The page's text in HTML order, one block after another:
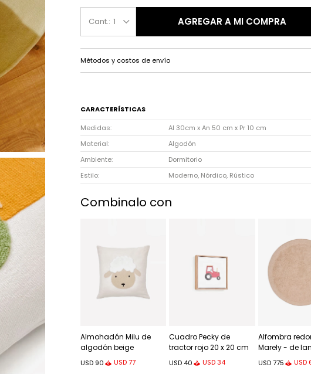
1 AGREGAR A MI COMPRA
Métodos y costos de envío
CARACTERÍSTICAS
Medidas
Al 30cm x An 50 cm x Pr 10 cm
Material
Algodón
Ambiente
Dormitorio
Estilo
Moderno, Nórdico, Rústico
Combinalo con
Almohadón Milu de
algodón beige
bordado - de oveja 45
x 45 cm
USD 90 USD77
Cuadro Pecky de
tractor rojo 20 x 20 cm
USD 40 USD 34
Alfombra
Marely - de
Ø 200 cm
USD775 USD